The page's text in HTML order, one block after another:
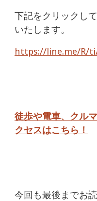
下記をクリックし
いたします。
https://line.me/R/
徒歩や電車、クル
クセスはこちら！
今回も最後までお